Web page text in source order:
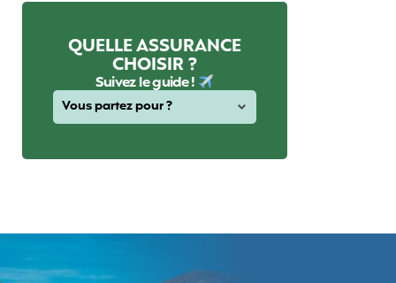
QUELLE ASSURANCE
CHOISIR ?
Suivez le guide !